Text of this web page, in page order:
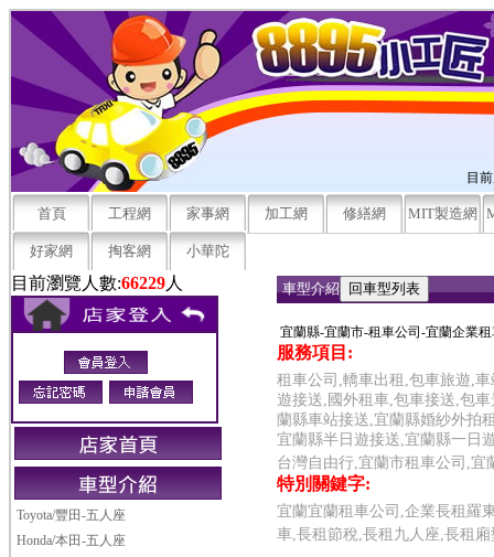
目
首頁 工程網 家事網 加工網 修繕網 MIT製造網
好家網 掏客網 小華陀
目前瀏覽人數:66229人
Toyota/豐田-五人座
Honda/本田-五人座
車型介紹
宜蘭縣-宜蘭市-租車公司-宜蘭企業
服務項目:
租車公司,轎車出租,包車旅遊,
遊接送,國外租車,包車接送,包
蘭縣車站接送,宜蘭縣婚紗外拍
宜蘭縣半日遊接送,宜蘭縣一日
台灣自由行,宜蘭市租車公司,
特別關鍵字:
宜蘭宜蘭租車公司,企業長租羅
車,長租節稅,長租九人座,長租